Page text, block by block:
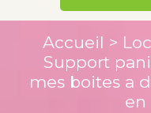
Accueil >
Support
mes boites a
en